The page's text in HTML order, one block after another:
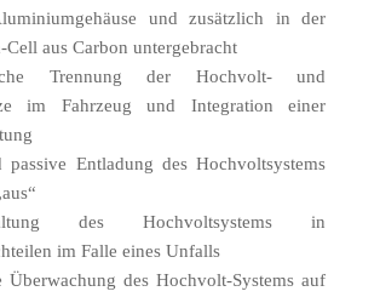
und zusätzlich in der
aus Carbon untergebracht
Trennung der Hochvolt- und
im Fahrzeug und Integration einer
Entladung des Hochvoltsystems
des Hochvoltsystems in
im Falle eines Unfalls
Überwachung des Hochvolt-Systems auf